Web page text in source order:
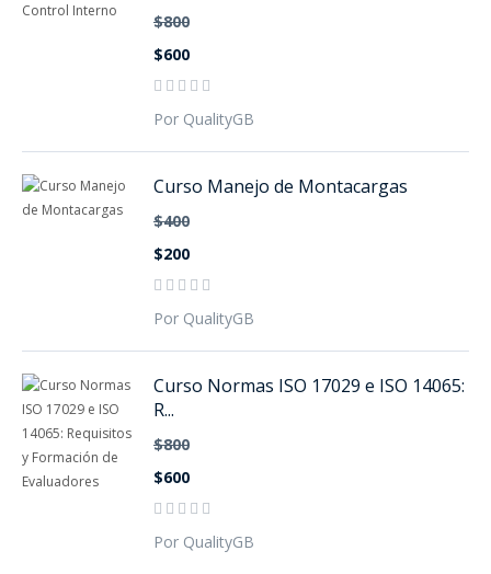
$800
$600
Por QualityGB
Curso Manejo de Montacargas
$400
$200
Por QualityGB
Curso Normas ISO 17029 e ISO 14065:
R...
$800
$600
Por QualityGB